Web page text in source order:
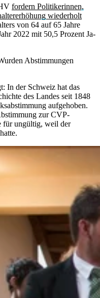
fordern Politikerinnen,
wiederholt
von 64 auf 65 Jahre
2022 mit 50,5 Prozent Ja-
Abstimmungen
In der Schweiz hat das
des Landes seit 1848
aufgehoben.
zur CVP-
für ungültig, weil der